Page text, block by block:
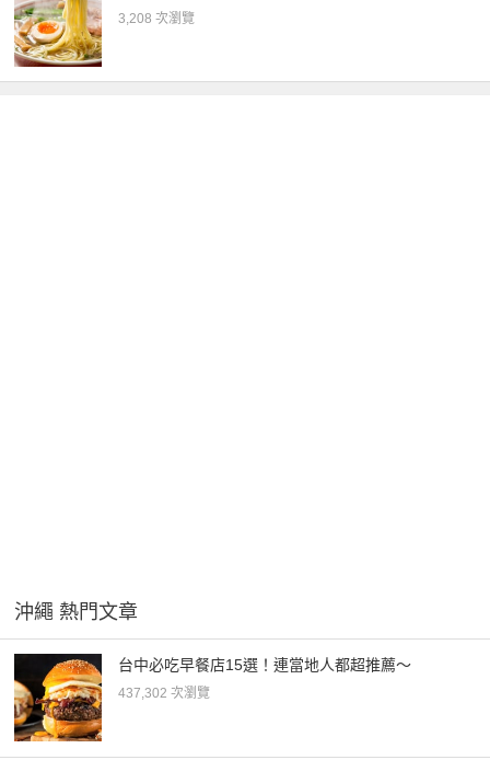
3,208 次瀏覽
沖繩 熱門文章
台中必吃早餐店15選！連當地人都超推薦～
437,302 次瀏覽